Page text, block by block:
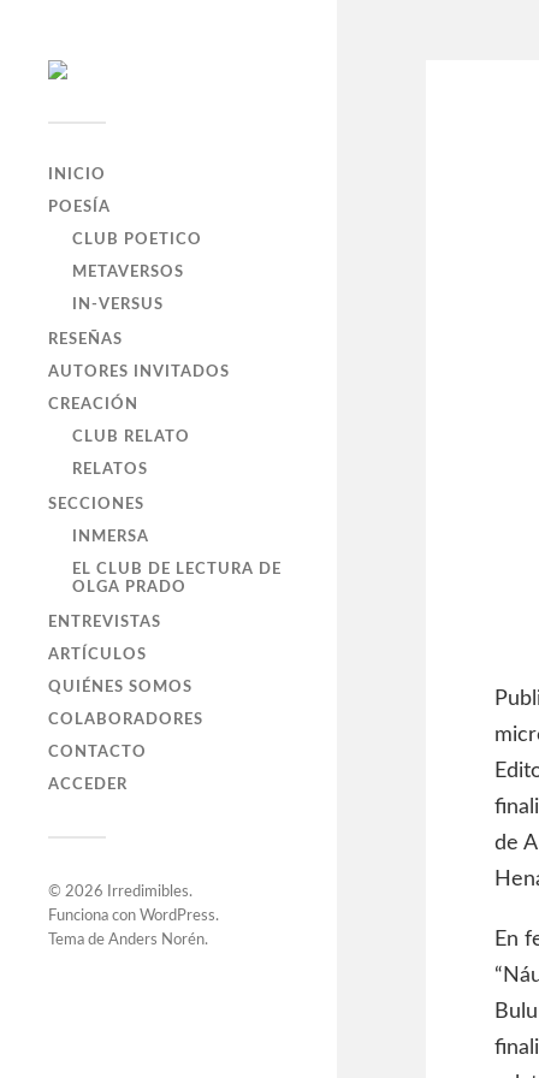
INICIO
POESÍA
CLUB POETICO
METAVERSOS
IN-VERSUS
RESEÑAS
AUTORES INVITADOS
CREACIÓN
CLUB RELATO
RELATOS
SECCIONES
INMERSA
EL CLUB DE LECTURA DE
OLGA PRADO
ENTREVISTAS
ARTÍCULOS
QUIÉNES SOMOS
COLABORADORES
CONTACTO
ACCEDER
© 2026 Irredimibles.
Funciona con WordPress.
Tema de Anders Norén.
de
En